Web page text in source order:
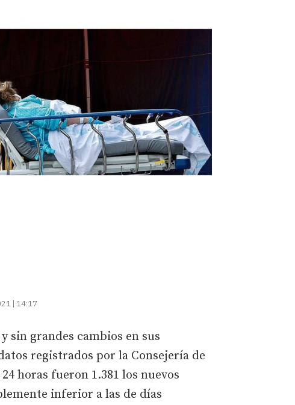
| 14:17
sin grandes cambios en sus
registrados por la Consejería de
horas fueron 1.381 los nuevos
inferior a las de días